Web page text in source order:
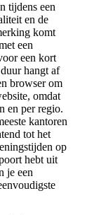
tijdens een
en de
komt
een
een kort
hangt af
browser om
omdat
en per regio.
kantoren
tot het
op
hebt uit
je een